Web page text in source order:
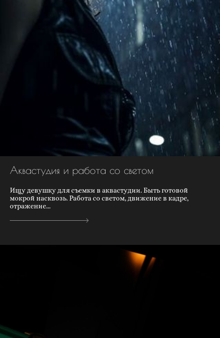
Аквастудия и работа со светом
Ищу девушку для съемки в аквастудии. Быть готовой
мокрой насквозь. Работа со светом, движение в кадре,
отражение...